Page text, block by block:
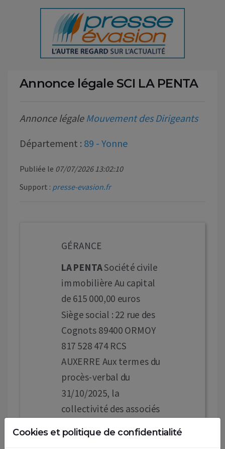
Annonce légale SCI LA PENTA
Annonce légale Mouvement des Dirigeants
Département : 89 - Yonne
Publiée le 07/07/2026 13:02:10
Support : presse-evasion.fr
GÉRANCE
LA PENTASociété civile
immobilière Au capital
de 615 000,00 euros
Siège social : 22 rue des
Cognots 89400 ORMOY
817 528 474 RCS
AUXERRE Aux termes du
procès-verbal du
31/10/2025, la
collectivité des associés
fonctions de gérant de
Cookies et politique de confidentialité